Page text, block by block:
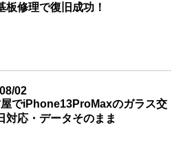
修理で復旧成功！
02
でiPhone13ProMaxのガラス交
対応・データそのまま